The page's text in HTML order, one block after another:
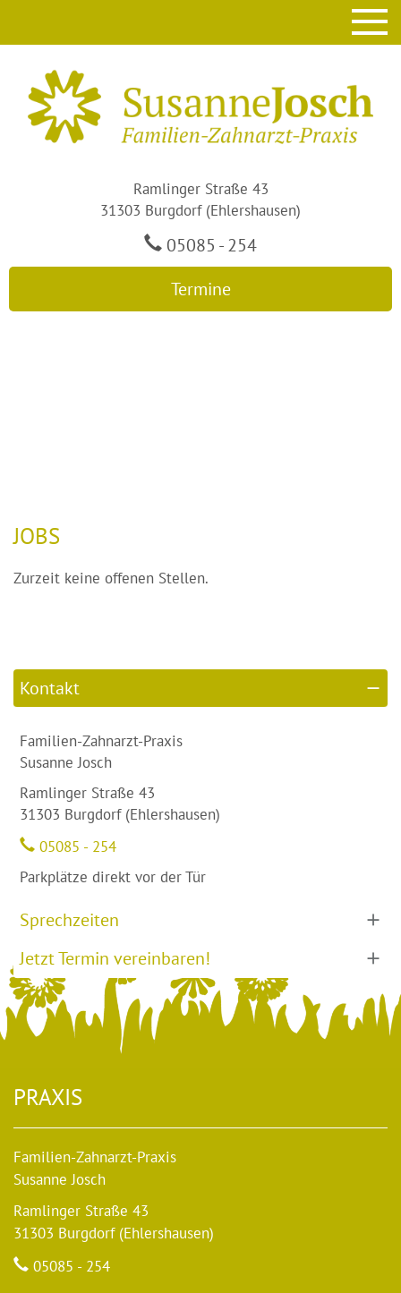
Ramlinger Straße 43
31303 Burgdorf (Ehlershausen)
05085 - 254
Termine
JOBS
Zurzeit keine offenen Stellen.
Kontakt
Familien-Zahnarzt-Praxis
Susanne Josch
Ramlinger Straße 43
31303 Burgdorf (Ehlershausen)
05085 - 254
Parkplätze direkt vor der Tür
Sprechzeiten
Jetzt Termin vereinbaren!
PRAXIS
Familien-Zahnarzt-Praxis
Susanne Josch
Ramlinger Straße 43
31303 Burgdorf (Ehlershausen)
05085 - 254